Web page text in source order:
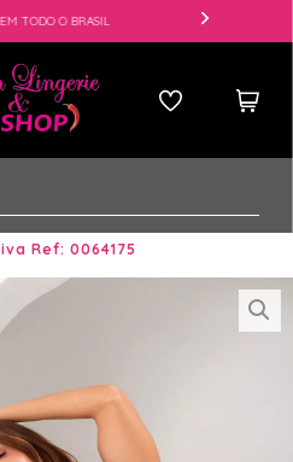
TODO O BRASIL
Ref: 0064175